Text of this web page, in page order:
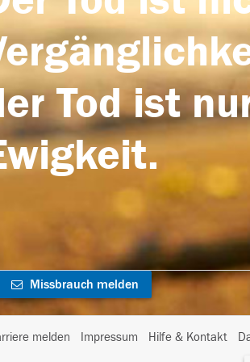
Tod ist
Missbrauch melden
melden Impressum Hilfe & Kontakt